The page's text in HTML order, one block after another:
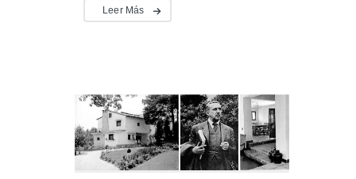
Leer Más